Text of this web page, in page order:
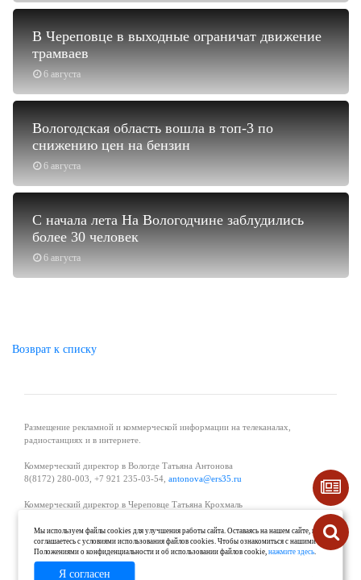
6 августа
В Череповце в выходные ограничат движение
трамваев
6 августа
Вологодская область вошла в топ-3 по
снижению цен на бензин
6 августа
С начала лета На Вологодчине заблудились
более 30 человек
Возврат к списку
Размещение рекламной и коммерческой информации на телеканалах,
радиостанциях и в интернете.
Коммерческий директор в Вологде Татьяна Антонова
8(8172) 280-003, +7 921 235-03-54, antonova@ers35.ru
Коммерческий директор в Череповце Татьяна Крохмаль
Начальник отдела рекламы в Великом Устюге Екатерина Вьюжанина 8(81738)
2-04-44, +7 921 125-06-40,katrinv81@mail.ru
Мы используем файлы cookies для улучшения работы сайта. Оставаясь на нашем сайте, вы
соглашаетесь с условиями использования файлов cookies. Чтобы ознакомиться с нашими
Положениями о конфиденциальности и об использовании файлов cookie,нажмите здесь.
Я согласен